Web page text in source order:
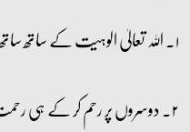
۱۔ اللہ تعالیٰ الوہیت کے ساتھ ساتھ ربوبیت میں بھی
۲۔ دوسروں پر رحم کر کے ہی رحمت خداوندی کا اہل بنا جا سکتا ہے۔